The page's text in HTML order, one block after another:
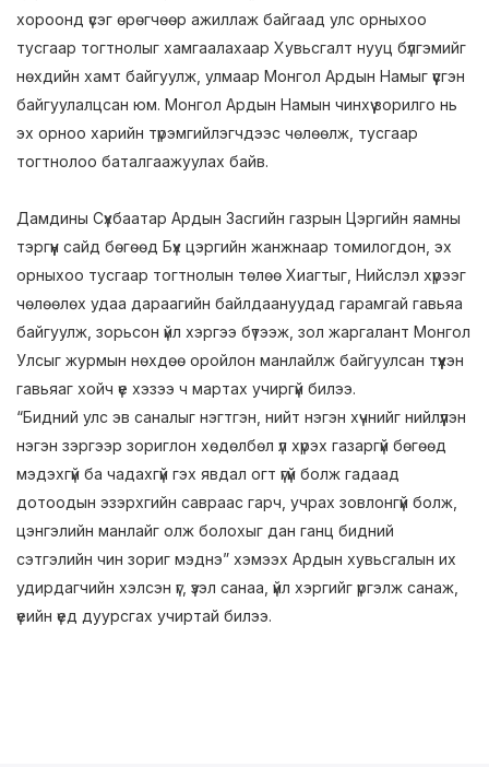
хороонд үсэг өрөгчөөр ажиллаж байгаад улс орныхоо
тусгаар тогтнолыг хамгаалахаар Хувьсгалт нууц бүлгэмийг
нөхдийн хамт байгуулж, улмаар Монгол Ардын Намыг үүсгэн
байгуулалцсан юм. Монгол Ардын Намын чинхүү зорилго нь
эх орноо харийн түрэмгийлэгчдээс чөлөөлж, тусгаар
тогтнолоо баталгаажуулах байв.
Дамдины Сүхбаатар Ардын Засгийн газрын Цэргийн яамны
тэргүүн сайд бөгөөд Бүх цэргийн жанжнаар томилогдон, эх
орныхоо тусгаар тогтнолын төлөө Хиагтыг, Нийслэл хүрээг
чөлөөлөх удаа дараагийн байлдаануудад гарамгай гавьяа
байгуулж, зорьсон үйл хэргээ бүтээж, зол жаргалант Монгол
Улсыг журмын нөхдөө оройлон манлайлж байгуулсан түүхэн
гавьяаг хойч үе хэзээ ч мартах учиргүй билээ.
“Бидний улс эв саналыг нэгтгэн, нийт нэгэн хүчнийг нийлүүлэн
нэгэн зэргээр зориглон хөдөлбөл үл хүрэх газаргүй бөгөөд
мэдэхгүй ба чадахгүй гэх явдал огт үгүй болж гадаад
дотоодын эзэрхгийн савраас гарч, учрах зовлонгүй болж,
цэнгэлийн манлайг олж болохыг дан ганц бидний
сэтгэлийн чин зориг мэднэ” хэмээх Ардын хувьсгалын их
удирдагчийн хэлсэн үг, үзэл санаа, үйл хэргийг үргэлж санаж,
үеийн үед дуурсгах учиртай билээ.